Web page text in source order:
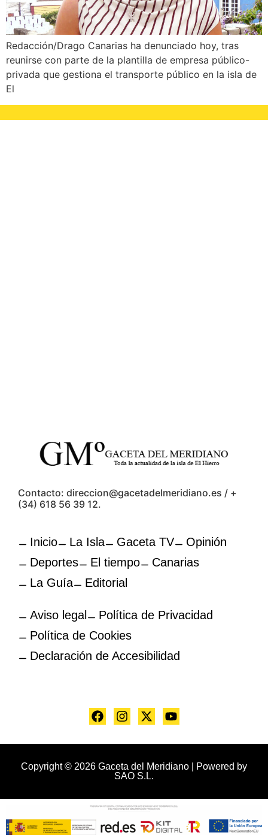
Redacción/Drago Canarias ha denunciado hoy, tras
reunirse con parte de la plantilla de empresa público-
privada que gestiona el transporte público en la isla de
El
Contacto: direccion@gacetadelmeridiano.es / +
(34) 618 56 39 12.
Inicio La Isla Gaceta TV
Opinión
Deportes
El tiempo
Canarias
La Guía
Editorial
Aviso legal
Política de Privacidad
Política de Cookies
Declaración de Accesibilidad
Copyright © 2026 Gaceta del Meridiano | Powered by
SAO S.L.